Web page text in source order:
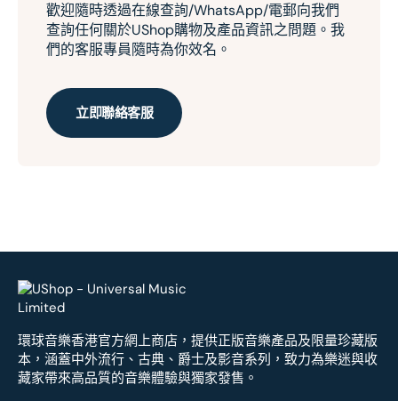
歡迎隨時透過在線查詢/WhatsApp/電郵向我們
查詢任何關於UShop購物及產品資訊之問題。我
們的客服專員隨時為你效名。
立即聯絡客服
環球音樂香港官方網上商店，提供正版音樂產品及限量珍藏版
本，涵蓋中外流行、古典、爵士及影音系列，致力為樂迷與收
藏家帶來高品質的音樂體驗與獨家發售。